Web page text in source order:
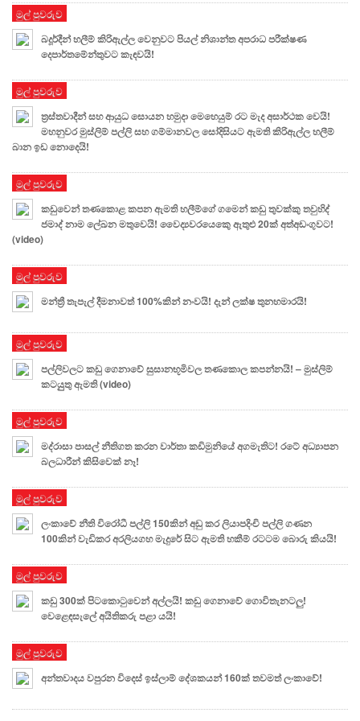
මුල් පුවරුව
බදූර්දීන් හලීම් කිරිඇල්ල වෙනුවට පියල් නිශාන්ත අපරාධ පරීක්ෂණ
දෙපාර්තමේන්තුවට කැඳවයි!
මුල් පුවරුව
ත්‍රස්තවාදීන් සහ ආයුධ සොයන හමුදා මෙහෙයුම් රට මැද අසාර්ථක වෙයි!
මහනුවර මුස්ලිම් පල්ලි සහ ගම්මානවල සෝදිසියට ඇමති කිරිඇල්ල හලීම්
බාන ඉඩ නොදෙයි!
මුල් පුවරුව
කඩුවෙන් තණකොළ කපන ඇමති හලීම්ගේ ගමෙන් කඩු තුවක්කු තවුහිද්
ජමාද් නාම ලේඛන මතුවෙයි! වෛද්‍යවරයෙකෙු ඇතුළු 20ක් අත්අඩංගුවට!
(video)
මුල් පුවරුව
මන්ත්‍රී තැපැල් දීමනාවත් 100%කින් නංවයි! දැන් ලක්ෂ තුනහමාරයි!
මුල් පුවරුව
පල්ලිවලට කඩු ගෙනාවේ සුසානභූමිවල තණකොල කපන්නයි! – මුස්ලිම්
කටයුුතු ඇමති (video)
මුල් පුවරුව
මද්රාසා පාසල් නීතිගත කරන වාර්තා කඩිමුනියේ අගමැතිට! රටේ අධ්‍යාපන
බලධාරීන් කිසිවෙක් නෑ!
මුල් පුවරුව
ලංකාවේ නීති විරෝධී පල්ලි 150කින් අඩු කර ලියාපදිංචි පල්ලි ගණන
100කින් වැඩිකර අරලියගහ මැදුරේ සිට ඇමති හකීම් රටටම බොරු කියයි!
මුල් පුවරුව
කඩු 300ක් පිටකොටුවෙන් අල්ලයි! කඩු ගෙනාවේ ගොවිතැනටලු!
වෙළෙඳසැලේ අයිතිකරු පළා යයි!
මුල් පුවරුව
අන්තවාදය වපුරන විදෙස් ඉස්ලාම් දේශකයන් 160ක් තවමත් ලංකාවේ!